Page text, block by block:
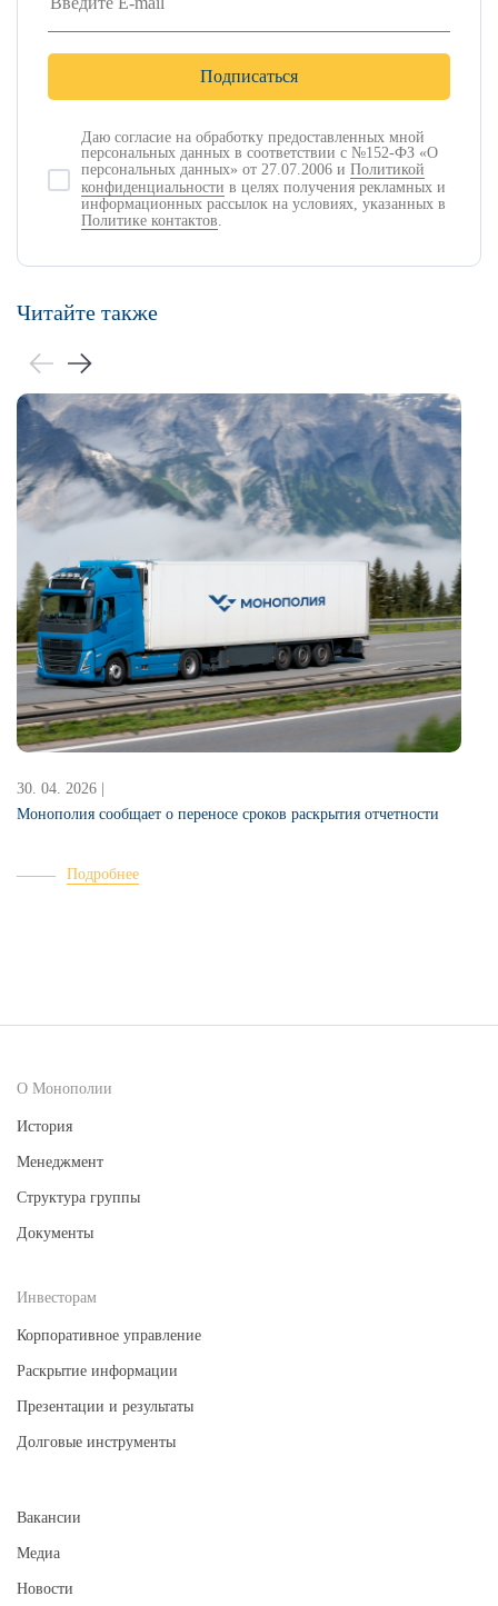
Даю согласие на обработку предоставленных мной
персональных данных в соответствии с №152-ФЗ «О
персональных данных» от 27.07.2006 и Политикой
конфиденциальности в целях получения рекламных и
информационных рассылок на условиях, указанных в
Политике контактов.
Читайте также
30. 04. 2026 |
Монополия сообщает о переносе сроков раскрытия отчетности
Подробнее
О Монополии
История
Менеджмент
Структура группы
Документы
Инвесторам
Корпоративное управление
Раскрытие информации
Презентации и результаты
Долговые инструменты
Вакансии
Медиа
Новости